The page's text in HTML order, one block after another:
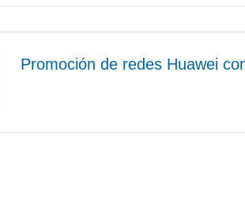
Promoción de redes Huawei